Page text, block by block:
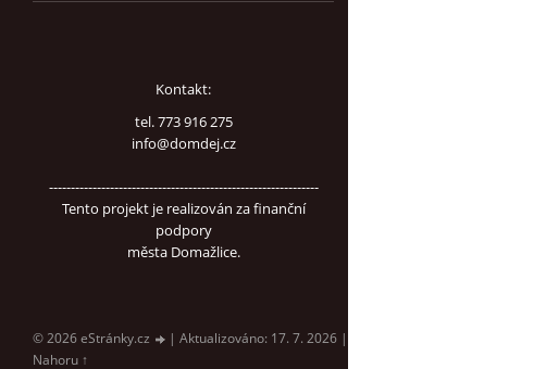
Kontakt:
tel. 773 916 275
info@domdej.cz
--------------------------------------------------------------
Tento projekt je realizován za finanční
podpory
města Domažlice.
© 2026 eStránky.cz | Aktualizováno: 17. 7. 2026 |
Nahoru ↑